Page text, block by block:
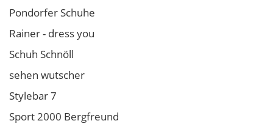
Pondorfer Schuhe
Rainer - dress you
Schuh Schnöll
sehen wutscher
Stylebar 7
Sport 2000 Bergfreund